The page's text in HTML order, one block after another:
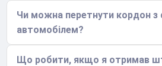
Чи можна перетнути кордон з
автомобілем?
Що робити, якщо я отримав